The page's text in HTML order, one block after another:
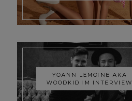
YOANN LEMOINE AKA
WOODKID IM INTERVIEW